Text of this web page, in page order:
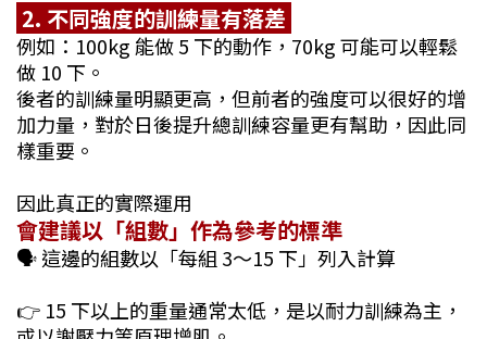
2. 不同強度的訓練量有落差
例如：100kg 能做 5 下的動作，70kg 可能可以輕鬆
做 10 下。
後者的訓練量明顯更高，但前者的強度可以很好的增
加力量，對於日後提升總訓練容量更有幫助，因此同
樣重要。
因此真正的實際運用
會建議以「組數」作為參考的標準
🗣 這邊的組數以「每組 3～15 下」列入計算
👉 15 下以上的重量通常太低，是以耐力訓練為主，